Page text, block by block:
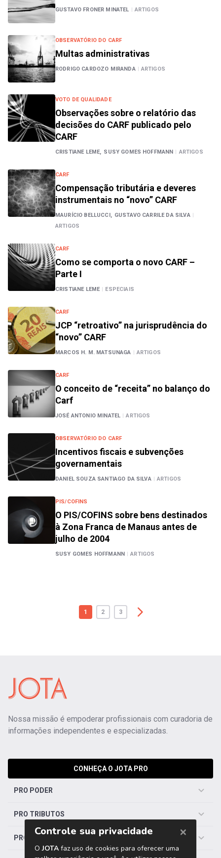
GUSTAVO FRONER MINATEL | ARTIGOS
OBSERVATÓRIO DO CARF
Multas administrativas
RODRIGO CARDOZO MIRANDA | ARTIGOS
VOTO DE QUALIDADE
Observações sobre o relatório das
decisões do CARF publicado pelo
CARF
CRISTIANE LEME, SUSY GOMES HOFFMANN | ARTIGOS
CARF
Compensação tributária e deveres
instrumentais no “novo” CARF
MAURÍCIO BELLUCCI, GUSTAVO CARRILE DA SILVA |
ARTIGOS
CARF
Como se comporta o novo CARF –
Parte I
CRISTIANE LEME | ESPECIAIS
CARF
JCP “retroativo” na jurisprudência do
“novo” CARF
MARCOS H. M. MATSUNAGA | ARTIGOS
CARF
O conceito de “receita” no balanço do
Carf
JOSÉ ANTONIO MINATEL | ARTIGOS
OBSERVATÓRIO DO CARF
Incentivos fiscais e subvenções
governamentais
DANIEL SOUZA SANTIAGO DA SILVA | ARTIGOS
PIS/COFINS
O PIS/COFINS sobre bens destinados
à Zona Franca de Manaus antes de
julho de 2004
SUSY GOMES HOFFMANN | ARTIGOS
1 2 3
Nossa missão é empoderar profissionais com curadoria de
informações independentes e especializadas.
CONHEÇA O JOTA PRO
PRO PODER
PRO TRIBUTOS
PRO TRABALHISTA